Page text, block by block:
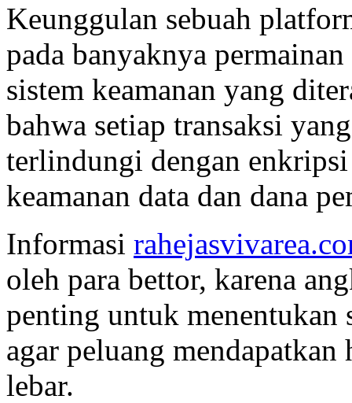
Keunggulan sebuah
pada banyaknya
sistem keamanan yang
bahwa setiap transaksi
terlindungi dengan
keamanan data dan dana
Informasi
oleh para bettor, karena
penting untuk menentukan
agar peluang
lebar.